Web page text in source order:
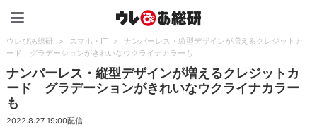
ウレぴあ総研 > スマホ・IT >
ナンバーレス・縦型デザインが増えるクレジットカ
ード グラデーションがきれいなウクライナカラーも
ナンバーレス・縦型デザインが増えるクレジットカ
ード グラデーションがきれいなウクライナカラー
も
2022.8.27 19:00配信